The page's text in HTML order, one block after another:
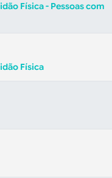
Física - Pessoas com
Física